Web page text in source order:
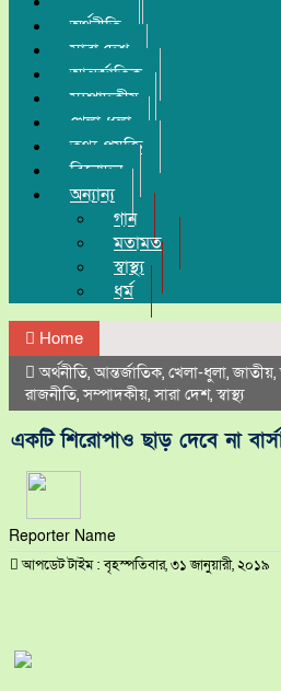
অর্থনীতি
সারা দেশ
আন্তর্জাতিক
সম্পাদকীয়
খেলা-ধুলা
তথ্য-প্রযুক্তি
বিনোদন
অন্যান্য
গান
মতামত
স্বাস্থ্য
ধর্ম
Home
অর্থনীতি,আন্তর্জাতিক, খেলা-ধুলা,জাতীয়,
রাজনীতি,সম্পাদকীয়,সারা দেশ,স্বাস্থ্য
একটি শিরোপাও ছাড় দেবে না
Reporter Name
আপডেট টাইম : বৃহস্পতিবার, ৩১ জানুয়ারী, ২০১৯